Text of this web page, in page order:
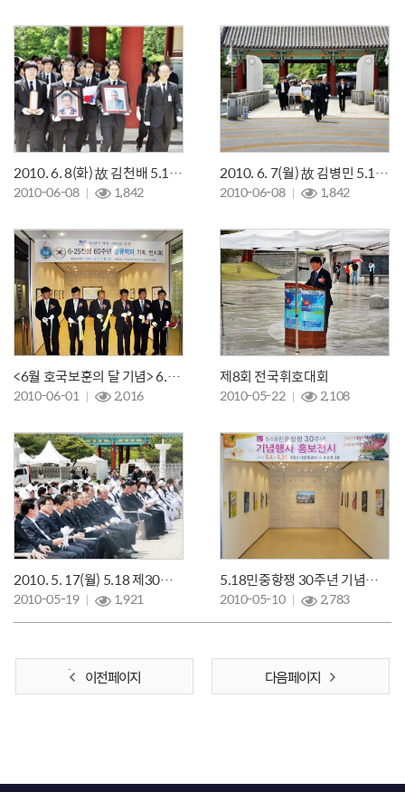
2010. 6. 8(화) 故 김천배 5.18유공자님 이장식
2010-06-08
1,842
2010. 6. 7(월) 故 김병민 5.18유공자님 안장식
2010-06-08
1,842
<6월 호국보훈의 달 기념> 6.25전쟁 60주년 땡큐액자 기획전시회
2010-06-01
2,016
제8회 전국휘호대회
2010-05-22
2,108
2010. 5. 17(월) 5.18 제30주년 추모제
2010-05-19
1,921
5.18민중항쟁 30주년 기념행사 홍보전시회
2010-05-10
2,783
이전 페이지 다음 페이지